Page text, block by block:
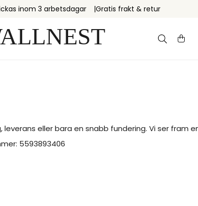
inom 3 arbetsdagar Gratis frakt & retur
eller bara en snabb fundering. Vi ser fram
5593893406